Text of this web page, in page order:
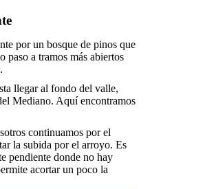
por un bosque de pinos que
paso a tramos más abiertos
llegar al fondo del valle,
Mediano. Aquí encontramos
continuamos por el
la subida por el arroyo. Es
pendiente donde no hay
acortar un poco la